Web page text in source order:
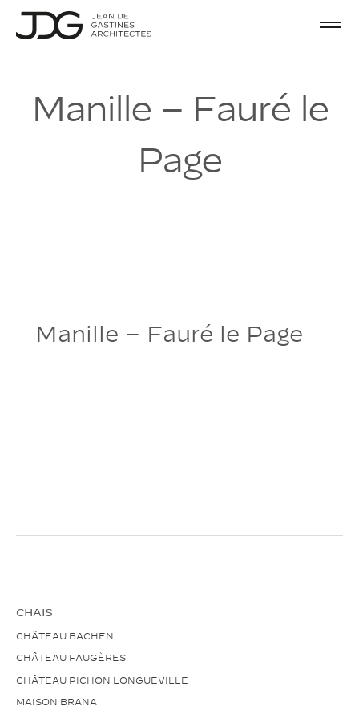
Manille – Fauré le
Page
Manille – Fauré le Page
CHAIS
CHÂTEAU BACHEN
CHÂTEAU FAUGÈRES
CHÂTEAU PICHON LONGUEVILLE
MAISON BRANA